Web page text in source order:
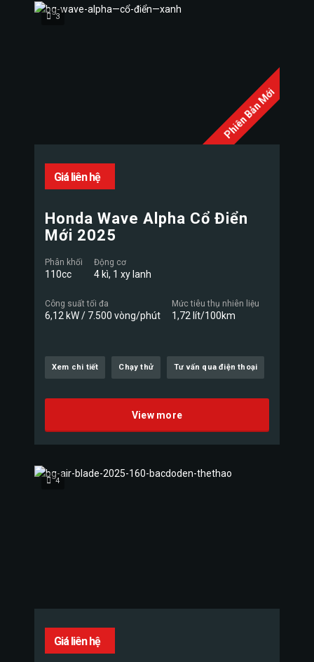
Phiên Bản Mới
3
Giá liên hệ
Honda Wave Alpha Cổ Điển
Mới 2025
Phân khối
110cc
Động cơ
4 kì, 1 xy lanh
Công suất tối đa
6,12 kW / 7.500 vòng/phút
Mức tiêu thụ nhiên liệu
1,72 lít/100km
Xem chi tiết Chạy thử Tư vấn qua điện thoại
View more
4
Giá liên hệ